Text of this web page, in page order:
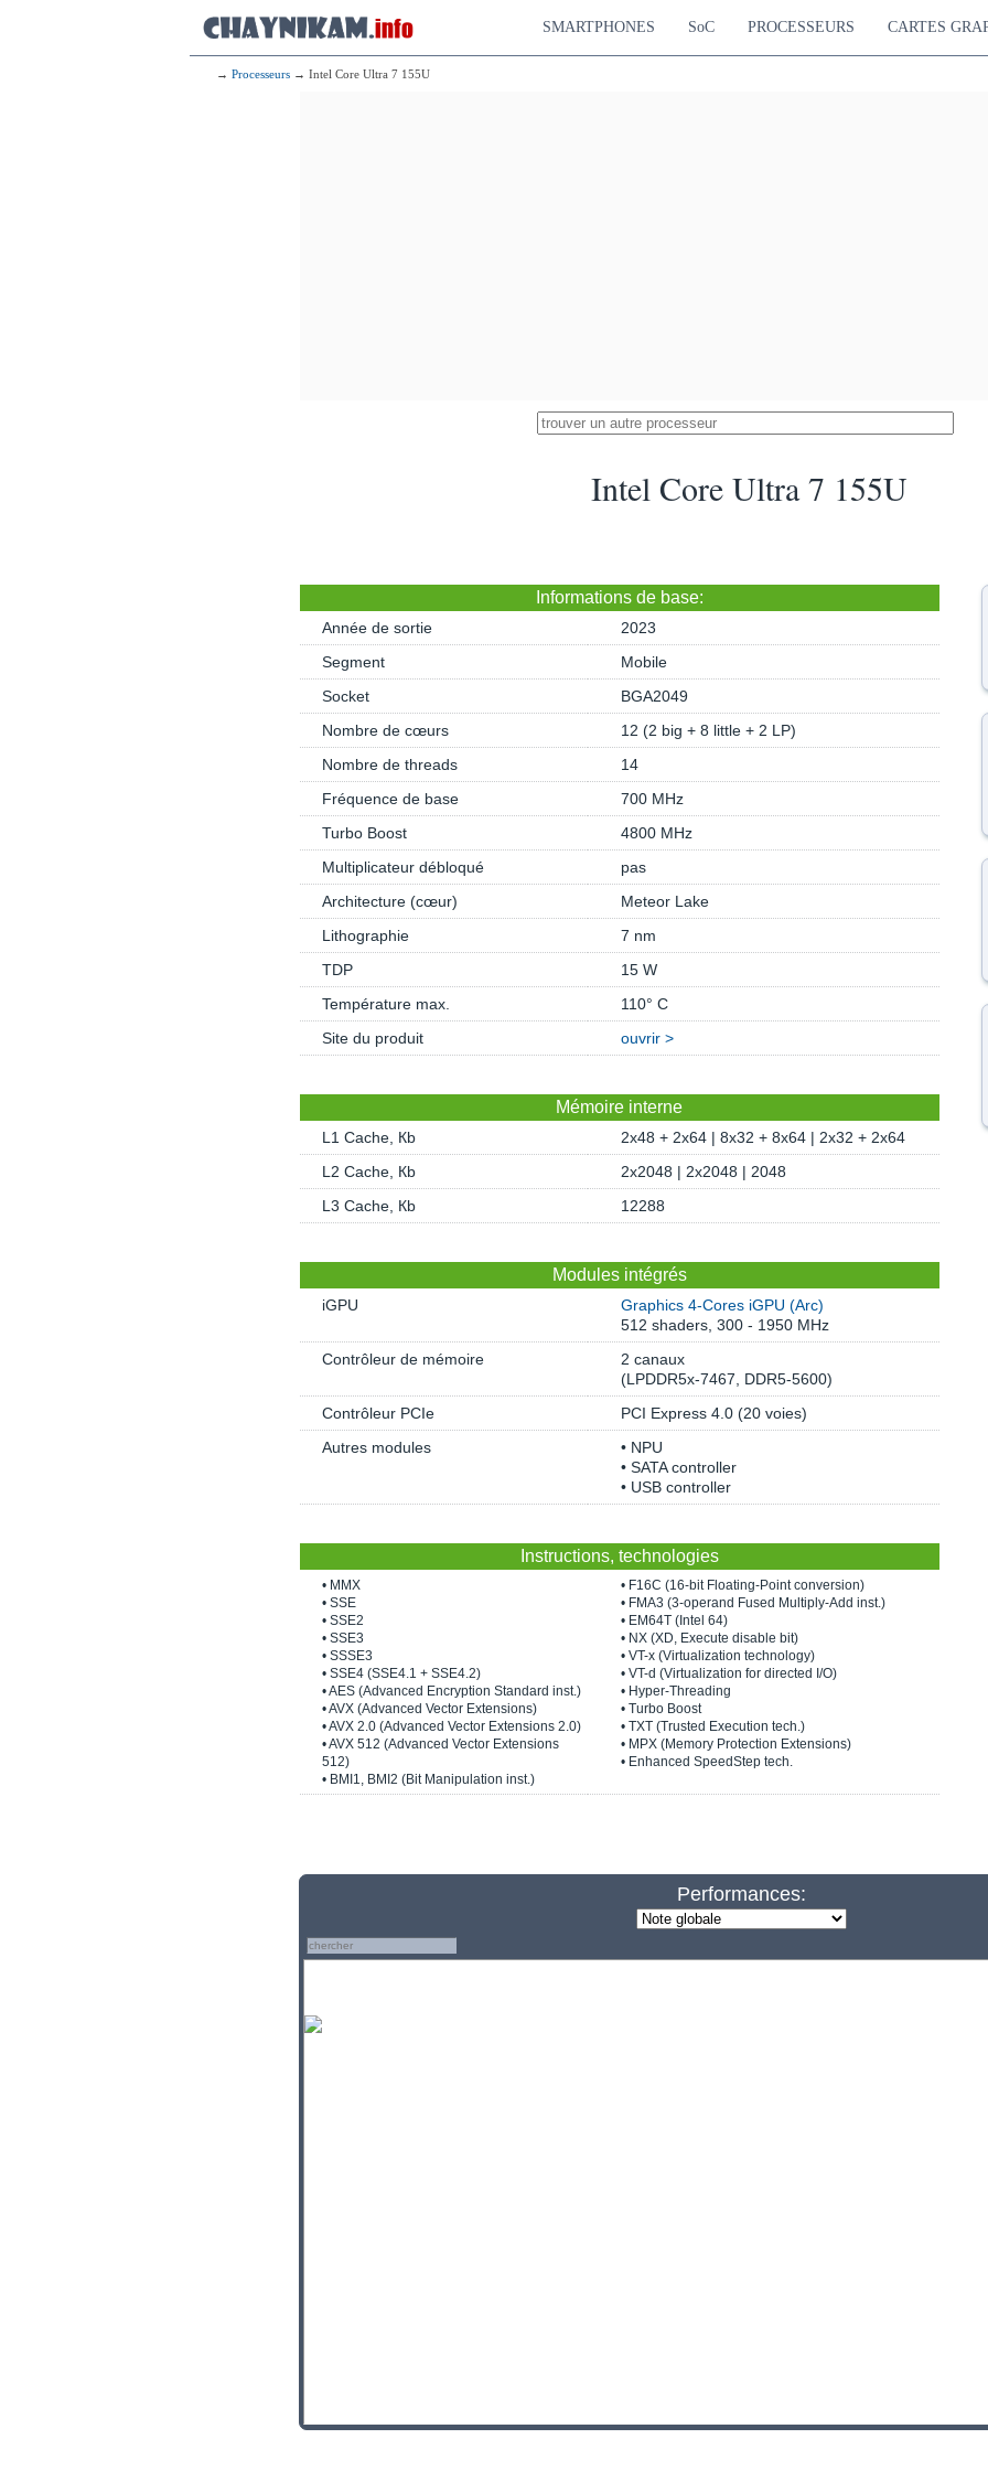
SMARTPHONES SoC PROCESSEURS CARTES
→ Processeurs → Intel Core Ultra 7 155U
Intel Core Ultra 7 155U
Informations de base:
Année de sortie
2023
Segment
Mobile
Socket
BGA2049
Nombre de cœurs
12 (2 big + 8 little + 2 LP)
Nombre de threads
14
Fréquence de base
700 MHz
Turbo Boost
4800 MHz
Multiplicateur débloqué
pas
Architecture (cœur)
Meteor Lake
Lithographie
7 nm
TDP
15 W
Température max.
110° C
Site du produit
ouvrir >
Mémoire interne
L1 Cache, Кb
2x48 + 2x64 | 8x32 + 8x64 | 2x32 + 2x64
L2 Cache, Кb
2x2048 | 2x2048 | 2048
L3 Cache, Кb
12288
Modules intégrés
iGPU
Graphics 4-Cores iGPU (Arc)
512 shaders, 300 - 1950 MHz
Contrôleur de mémoire
2 canaux
(LPDDR5x-7467, DDR5-5600)
Contrôleur PCIe
PCI Express 4.0 (20 voies)
Autres modules
• NPU
• SATA controller
• USB controller
Instructions, technologies
• MMX
• SSE
• SSE2
• SSE3
• SSSE3
• SSE4 (SSE4.1 + SSE4.2)
• AES (Advanced Encryption Standard inst.)
• AVX (Advanced Vector Extensions)
• AVX 2.0 (Advanced Vector Extensions 2.0)
• AVX 512 (Advanced Vector Extensions
512)
• BMI1, BMI2 (Bit Manipulation inst.)
• F16C (16-bit Floating-Point conversion)
• FMA3 (3-operand Fused Multiply-Add inst.)
• EM64T (Intel 64)
• NX (XD, Execute disable bit)
• VT-x (Virtualization technology)
• VT-d (Virtualization for directed I/O)
• Hyper-Threading
• Turbo Boost
• TXT (Trusted Execution tech.)
• MPX (Memory Protection Extensions)
• Enhanced SpeedStep tech.
Performances: